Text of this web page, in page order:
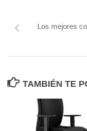
Los mejores
TAMBIÉN TE